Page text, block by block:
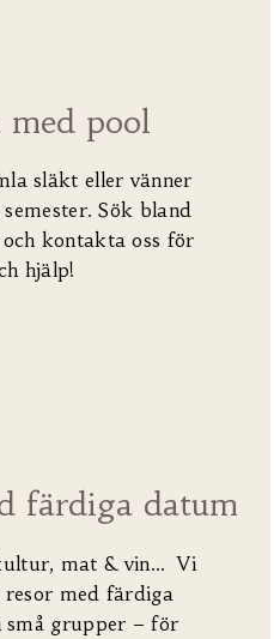
pool
släkt eller vänner
Sök bland
kontakta oss för
hjälp!
färdiga datum
mat & vin… Vi
med färdiga
små grupper – för